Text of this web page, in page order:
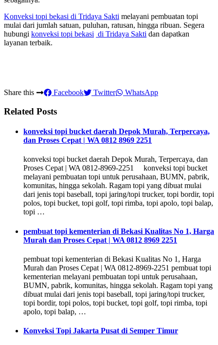
Konveksi topi bekasi di Tridaya Sakti melayani pembuatan topi
mulai dari jumlah satuan, puluhan, ratusan, hingga ribuan. Segera
hubungi konveksi topi bekasi di Tridaya Sakti dan dapatkan
layanan terbaik.
Share this Facebook Twitter WhatsApp
Related Posts
konveksi topi bucket daerah Depok Murah, Terpercaya,
dan Proses Cepat | WA 0812 8969 2251
konveksi topi bucket daerah Depok Murah, Terpercaya, dan
Proses Cepat | WA 0812-8969-2251 konveksi topi bucket
melayani pembuatan topi untuk perusahaan, BUMN, pabrik,
komunitas, hingga sekolah. Ragam topi yang dibuat mulai
dari jenis topi baseball, topi jaring/topi trucker, topi bordir, topi
polos, topi bucket, topi golf, topi rimba, topi apolo, topi balap,
topi …
pembuat topi kementerian di Bekasi Kualitas No 1, Harga
Murah dan Proses Cepat | WA 0812 8969 2251
pembuat topi kementerian di Bekasi Kualitas No 1, Harga
Murah dan Proses Cepat | WA 0812-8969-2251 pembuat topi
kementerian melayani pembuatan topi untuk perusahaan,
BUMN, pabrik, komunitas, hingga sekolah. Ragam topi yang
dibuat mulai dari jenis topi baseball, topi jaring/topi trucker,
topi bordir, topi polos, topi bucket, topi golf, topi rimba, topi
apolo, topi balap, …
Konveksi Topi Jakarta Pusat di Semper Timur